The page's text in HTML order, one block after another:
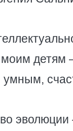
моим детям
умным,